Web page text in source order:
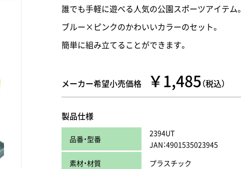
誰でも手軽に遊べる人気の公園スポーツアイテム。
ブルー×ピンクのかわいいカラーのセット。
簡単に組み立てることができます。
メーカー希望小売価格 ￥1,485 （税込）
製品仕様
品番・型番
2394UT
JAN：4901535023945
素材・材質
プラスチック